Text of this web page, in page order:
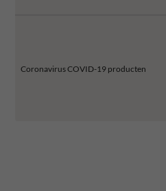
Coronavirus COVID-19 producten